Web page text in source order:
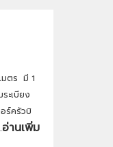
มตร มี 1
ะเบียง
ร์ครัวบิ
อ่านเพิ่ม